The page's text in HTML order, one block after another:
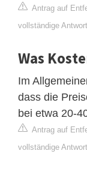
Antrag auf
vollständige
Was
Im
dass die
bei etwa 20-
Antrag auf
vollständige